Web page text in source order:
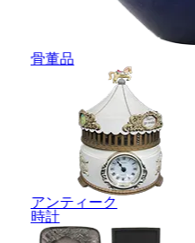
骨董品
アンティーク
時計